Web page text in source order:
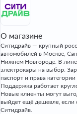
О магазине
Ситидрайв — крупный
автомобилей в Москве,
Нижнем Новгороде. В
электрокары на выбор.
паспорт и права
Поддержка работает
Новые клиенты могут
выйдет ещё дешевле, если
Ситидрайв.